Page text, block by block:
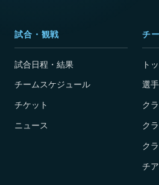
試合・観戦
試合日程・結果
チームスケジュール
チケット
ニュース
チ
ト
選
ク
ク
ク
チ